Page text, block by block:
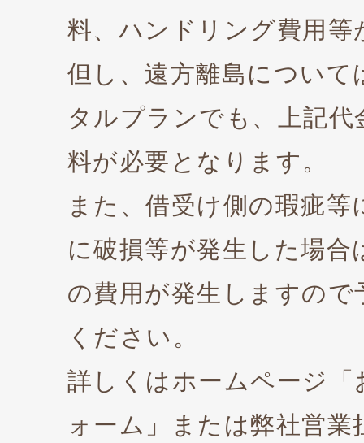
料、ハンドリング費用等
但し、遠方離島について
タルプランでも、上記
料が必要となります。
また、借受け側の瑕疵
に破損等が発生した場合
の費用が発生しますので
ください。
詳しくはホームページ「
ォーム」または弊社営業